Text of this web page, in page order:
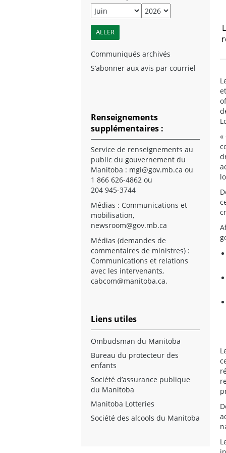
«
Communiqués archivés
S’abonner aux avis par courriel
Renseignements
supplémentaires :
Service de renseignements au
public du gouvernement du
Manitoba : mgi@gov.mb.ca ou
1 866 626-4862 ou
204 945-3744
Médias : Communications et
mobilisation,
newsroom@gov.mb.ca
Médias (demandes de
commentaires de ministres) :
Communications et relations
avec les intervenants,
cabcom@manitoba.ca.
Liens utiles
Ombudsman du Manitoba
Bureau du protecteur des
enfants
Société d’assurance publique
du Manitoba
Manitoba Lotteries
Société des alcools du Manitoba